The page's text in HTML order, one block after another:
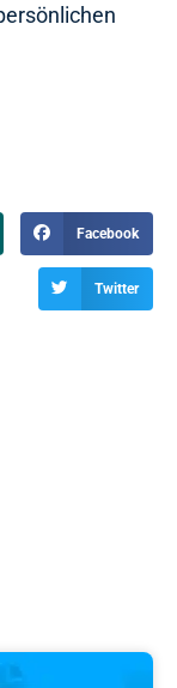
Facebook
Twitter